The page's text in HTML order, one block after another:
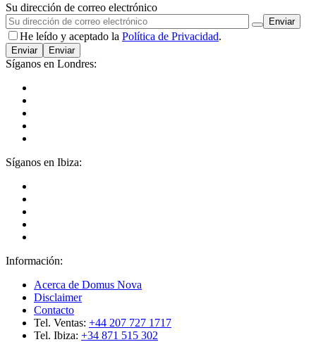
Su dirección de correo electrónico
He leído y aceptado la Política de Privacidad.
Enviar
Síganos en Londres:
Síganos en Ibiza:
Información:
Acerca de Domus Nova
Disclaimer
Contacto
Tel. Ventas: +44 207 727 1717
Tel. Ibiza: +34 871 515 302